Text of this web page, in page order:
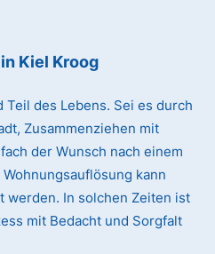
Kiel Kroog
Teil des Lebens. Sei es durch
Zusammenziehen mit
der Wunsch nach einem
kann
werden. In solchen Zeiten ist
mit Bedacht und Sorgfalt